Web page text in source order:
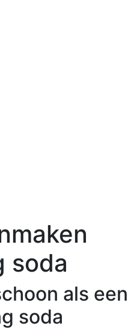
soda
als een
soda